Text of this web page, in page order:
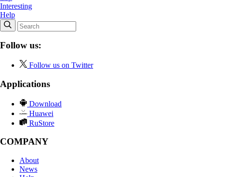
Interesting
Help
Follow us:
Follow us on Twitter
Applications
Download
Huawei
RuStore
COMPANY
About
News